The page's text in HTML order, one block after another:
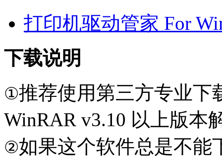
打印机驱动管家 For
下载说明
①推荐使用第三方专业下
WinRAR v3.10 以上版本
②如果这个软件总是不能